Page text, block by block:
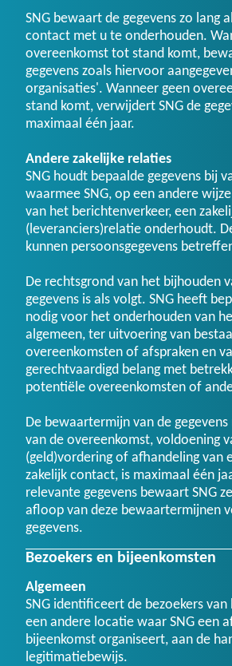
SNG bewaart de gegevens zo lang
contact met u te onderhouden.
overeenkomst tot stand komt,
gegevens zoals hiervoor
organisaties'. Wanneer geen
stand komt, verwijdert SNG de
maximaal één jaar.
Andere zakelijke relaties
SNG houdt bepaalde gegevens bij
waarmee SNG, op een andere
van het berichtenverkeer, een
(leveranciers)relatie onderhoudt.
kunnen persoonsgegevens
De rechtsgrond van het bijhouden
gegevens is als volgt. SNG heeft
nodig voor het onderhouden van
algemeen, ter uitvoering van
overeenkomsten of afspraken en
gerechtvaardigd belang met
potentiële overeenkomsten of
De bewaartermijn van de
van de overeenkomst, voldoening
(geld)vordering of afhandeling van
zakelijk contact, is maximaal één
relevante gegevens bewaart SNG
afloop van deze bewaartermijnen
gegevens.
Bezoekers en bijeenkomsten
Algemeen
SNG identificeert de bezoekers
een andere locatie waar SNG een
bijeenkomst organiseert, aan de
legitimatiebewijs.